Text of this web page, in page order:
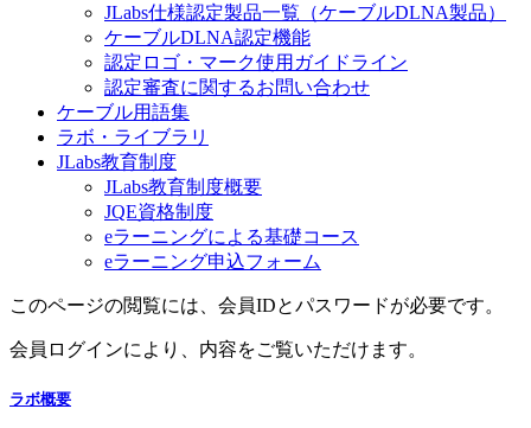
JLabs仕様認定製品一覧（ケーブルDLNA製品）
ケーブルDLNA認定機能
認定ロゴ・マーク使用ガイドライン
認定審査に関するお問い合わせ
ケーブル用語集
ラボ・ライブラリ
JLabs教育制度
JLabs教育制度概要
JQE資格制度
eラーニングによる基礎コース
eラーニング申込フォーム
このページの閲覧には、会員IDとパスワードが必要です。
会員ログインにより、内容をご覧いただけます。
ラボ概要